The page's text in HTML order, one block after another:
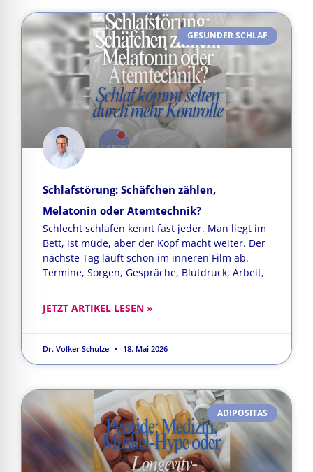
GESUNDER SCHLAF
Schlafstörung: Schäfchen zählen,
Melatonin oder Atemtechnik?
Schlecht schlafen kennt fast jeder. Man liegt im
Bett, ist müde, aber der Kopf macht weiter. Der
nächste Tag läuft schon im inneren Film ab.
Termine, Sorgen, Gespräche, Blutdruck, Arbeit,
JETZT ARTIKEL LESEN »
Dr. Volker Schulze 18. Mai 2026
ADIPOSITAS